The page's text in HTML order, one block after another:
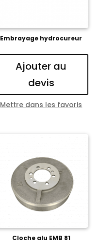
Embrayage hydrocureur
Ajouter au
devis
Mettre dans les favoris
Cloche alu EMB 81